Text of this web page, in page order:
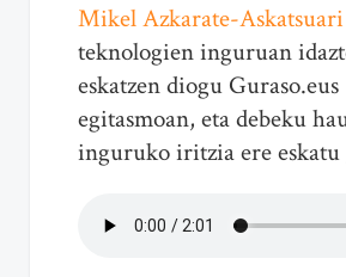
Mikel Azkarate-Askatsuari
teknologien inguruan
eskatzen diogu Guraso.eus
egitasmoan, eta debeku
inguruko iritzia ere eskatu